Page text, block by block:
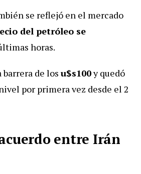
se reflejó en el mercado
del petróleo se
horas.
de los u$s100y quedó
por primera vez desde el 2
entre Irán